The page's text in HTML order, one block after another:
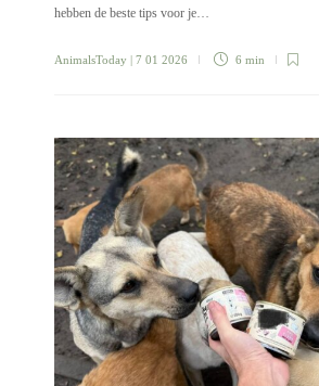
hebben de beste tips voor je…
AnimalsToday | 7 01 2026 6 min